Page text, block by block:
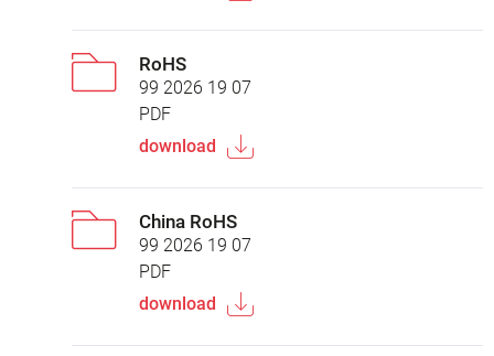
RoHS
99 2026 19 07
PDF
download
China RoHS
99 2026 19 07
PDF
download